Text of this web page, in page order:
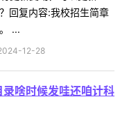
回复内容:我校招生简章
...
12-28
啥时候发哇还咱计科